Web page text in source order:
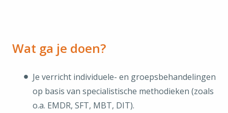
Wat ga je doen?
Je verricht individuele- en groepsbehandelingen
op basis van specialistische methodieken (zoals
o.a. EMDR, SFT, MBT, DIT).